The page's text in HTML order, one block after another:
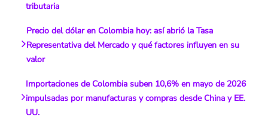
tributaria
Precio del dólar en Colombia hoy: así abrió la Tasa
Representativa del Mercado y qué factores influyen en su
valor
Importaciones de Colombia suben 10,6% en mayo de 2026
impulsadas por manufacturas y compras desde China y EE.
UU.